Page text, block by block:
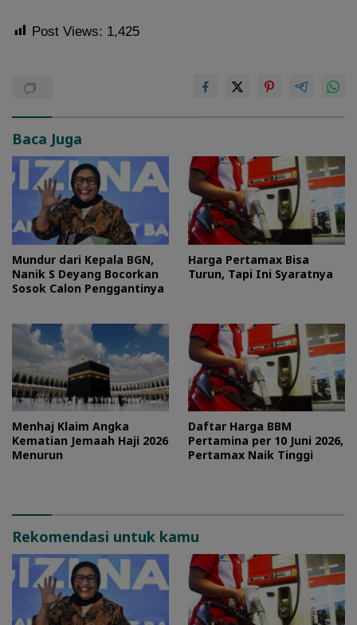
Post Views: 1,425
Baca Juga
Mundur dari Kepala BGN,
Nanik S Deyang Bocorkan
Sosok Calon Penggantinya
Harga Pertamax Bisa
Turun, Tapi Ini Syaratnya
Menhaj Klaim Angka
Kematian Jemaah Haji 2026
Menurun
Daftar Harga BBM
Pertamina per 10 Juni 2026,
Pertamax Naik Tinggi
Rekomendasi untuk kamu